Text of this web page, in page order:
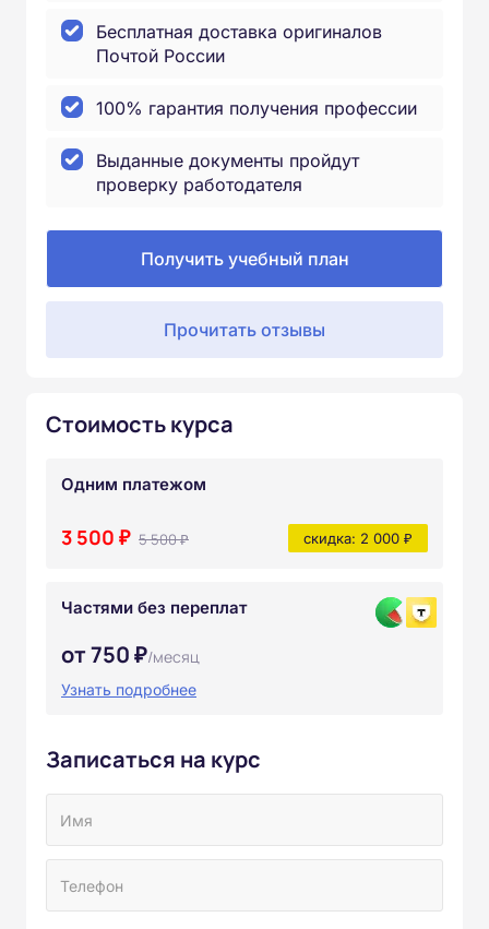
Бесплатная доставка оригиналов
Почтой России
100% гарантия получения профессии
Выданные документы пройдут
проверку работодателя
Получить учебный план
Прочитать отзывы
Стоимость курса
Одним платежом
3 500 ₽ 5 500 ₽ скидка: 2 000 ₽
Частями без переплат
от 750 ₽/месяц
Узнать подробнее
Записаться на курс